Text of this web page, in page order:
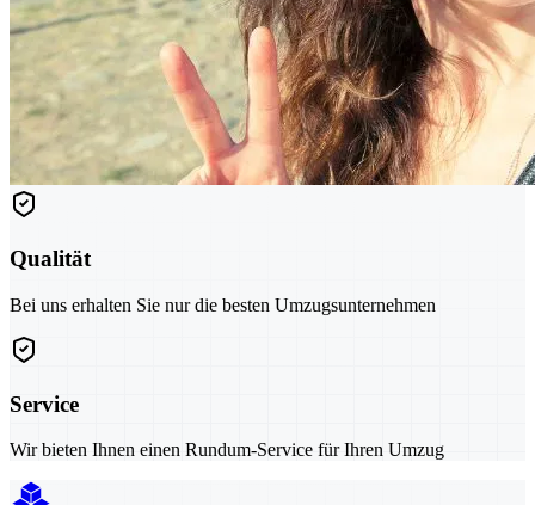
Qualität
Bei uns erhalten Sie nur die besten Umzugsunternehmen
Service
Wir bieten Ihnen einen Rundum-Service für Ihren Umzug